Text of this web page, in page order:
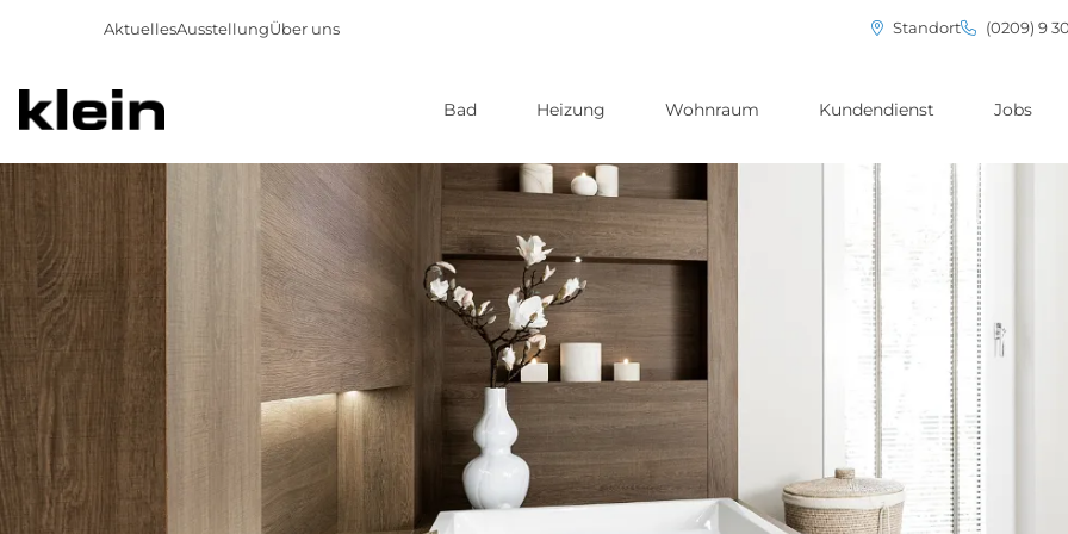
Direkt
Inhalt
AktuellesAusstellungÜber uns Standort (0209) 9
Bad Heizung Wohnraum Kundendienst Jobs